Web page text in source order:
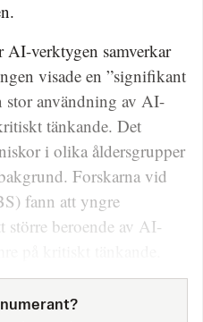
verktygen samverkar
visade en ”signifikant
stor användning av AI-
tänkande. Det
i olika åldersgrupper
Forskarna vid
fann att yngre
större beroende av AI-